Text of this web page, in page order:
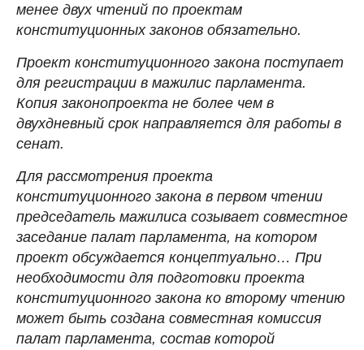
менее двух чтений по проектам
конституционных законов обязательно.
Проект конституционного закона поступает
для регистрации в мажилис парламента.
Копия законопроекта не более чем в
двухдневный срок направляется для работы в
сенат.
Для рассмотрения проекта
конституционного закона в первом чтении
председатель мажилиса созывает совместное
заседание палат парламента, на котором
проект обсуждается концептуально… При
необходимости для подготовки проекта
конституционного закона ко второму чтению
может быть создана совместная комиссия
палат парламента, состав которой